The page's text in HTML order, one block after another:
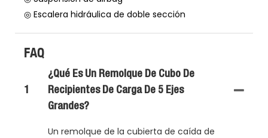
◎ Escalera hidráulica de doble sección
FAQ
1
¿Qué Es Un Remolque De Cubo De
Recipientes De Carga De 5 Ejes
Grandes?
Un remolque de la cubierta de caída de